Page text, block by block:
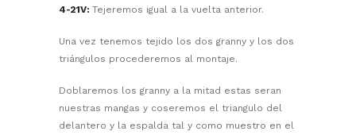
4-21V: Tejeremos igual a la vuelta anterior.
Una vez tenemos tejido los dos granny y los dos
triángulos procederemos al montaje.
Doblaremos los granny a la mitad estas seran
nuestras mangas y coseremos el triangulo del
delantero y la espalda tal y como muestro en el